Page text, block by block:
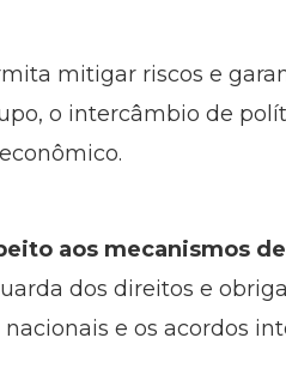
mitigar riscos e
o intercâmbio de
aos mecanismos
dos direitos e
e os acordos